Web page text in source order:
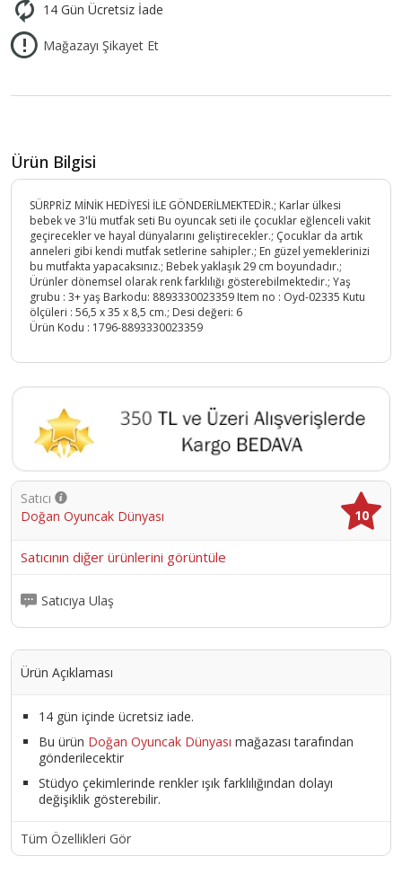
14 Gün Ücretsiz İade
Mağazayı Şikayet Et
Ürün Bilgisi
SÜRPRİZ MİNİK HEDİYESİ İLE GÖNDERİLMEKTEDİR.; Karlar ülkesi
bebek ve 3'lü mutfak seti Bu oyuncak seti ile çocuklar eğlenceli vakit
geçirecekler ve hayal dünyalarını geliştirecekler.; Çocuklar da artık
anneleri gibi kendi mutfak setlerine sahipler.; En güzel yemeklerinizi
bu mutfakta yapacaksınız.; Bebek yaklaşık 29 cm boyundadır.;
Ürünler dönemsel olarak renk farklılığı gösterebilmektedir.; Yaş
grubu : 3+ yaş Barkodu: 8893330023359 Item no : Oyd-02335 Kutu
ölçüleri : 56,5 x 35 x 8,5 cm.; Desi değeri: 6
Ürün Kodu : 1796-8893330023359
Satıcı
Doğan Oyuncak Dünyası
10
Satıcının diğer ürünlerini görüntüle
Satıcıya Ulaş
Ürün Açıklaması
14 gün içinde ücretsiz iade.
Bu ürün Doğan Oyuncak Dünyası mağazası tarafından
gönderilecektir
Stüdyo çekimlerinde renkler ışık farklılığından dolayı
değişiklik gösterebilir.
Tüm Özellikleri Gör